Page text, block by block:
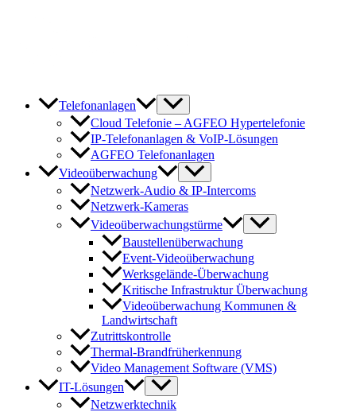
Telefonanlagen
Cloud Telefonie – AGFEO Hypertelefonie
IP-Telefonanlagen & VoIP-Lösungen
AGFEO Telefonanlagen
Videoüberwachung
Netzwerk-Audio & IP-Intercoms
Netzwerk-Kameras
Videoüberwachungstürme
Baustellenüberwachung
Event-Videoüberwachung
Werksgelände-Überwachung
Kritische Infrastruktur Überwachung
Videoüberwachung Kommunen &
Landwirtschaft
Zutrittskontrolle
Thermal-Brandfrüherkennung
Video Management Software (VMS)
IT-Lösungen
Netzwerktechnik